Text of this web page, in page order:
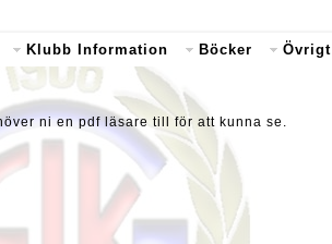
Klubb Information Böcker Övrigt
ni en pdf läsare till för att kunna se.